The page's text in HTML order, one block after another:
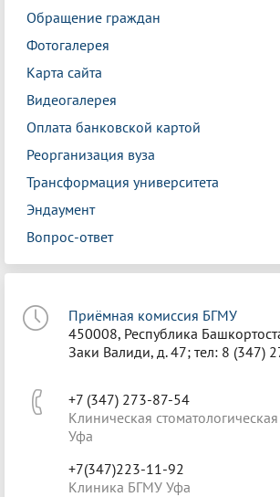
Обращение граждан
Фотогалерея
Карта сайта
Видеогалерея
Оплата банковской картой
Реорганизация вуза
Трансформация университета
Эндаумент
Вопрос-ответ
Приёмная комиссия БГМУ
450008, Республика
Заки Валиди, д. 47; тел: 8 (347)
+7 (347) 273-87-54
Клиническая
Уфа
+7(347)223-11-92
Клиника БГМУ Уфа